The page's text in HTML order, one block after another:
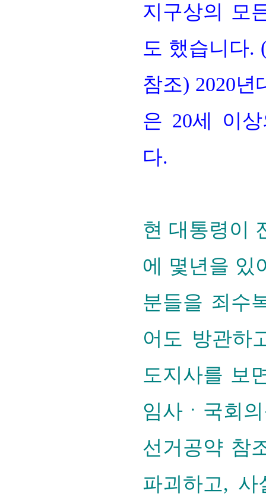
지구상의 모
도 했습니다.
참조) 2020
은 20세 이
다.
현 대통령이
에 몇년을 있
분들을 죄수
어도 방관하
도지사를 보
임사ㆍ국회
선거공약 참
파괴하고,